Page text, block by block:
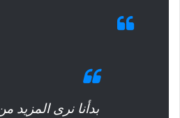
بدأنا نرى المزيد